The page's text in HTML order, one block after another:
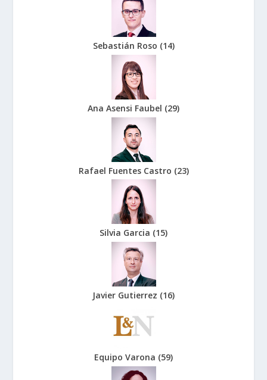
Sebastián Roso (14)
Ana Asensi Faubel (29)
Rafael Fuentes Castro (23)
Silvia Garcia (15)
Javier Gutierrez (16)
Equipo Varona (59)